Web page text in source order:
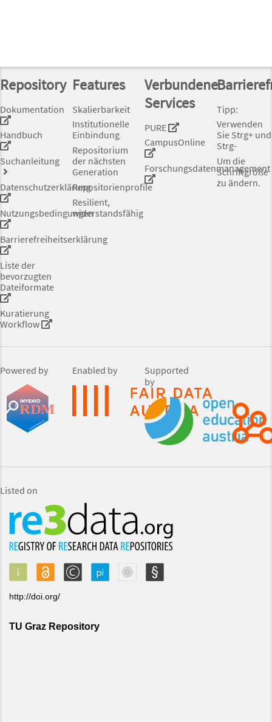
Repository
Dokumentation
Handbuch
Suchanleitung
Datenschutzerklärung
Nutzungsbedingungen
Barrierefreiheitserklärung
Liste der
bevorzugten
Dateiformate
Kuratierung
Workflow
Features
Skalierbarkeit
Institutionelle
Einbindung
Repositorium
der nächsten
Generation
Repositorienprofile
Resilient,
widerstandsfähig
Verbundene
Services
PURE
CampusOnline
Forschungsdatenmanagement
Tipp:
Verwenden
Sie Strg+ und
Strg-
Um die
Schriftgröße
zu ändern.
Powered by Enabled by
Supported
by
Listed on